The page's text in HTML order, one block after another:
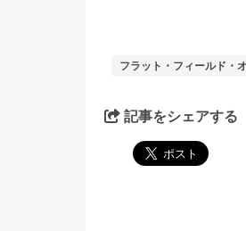
フラット・フィールド・
記事をシェアする